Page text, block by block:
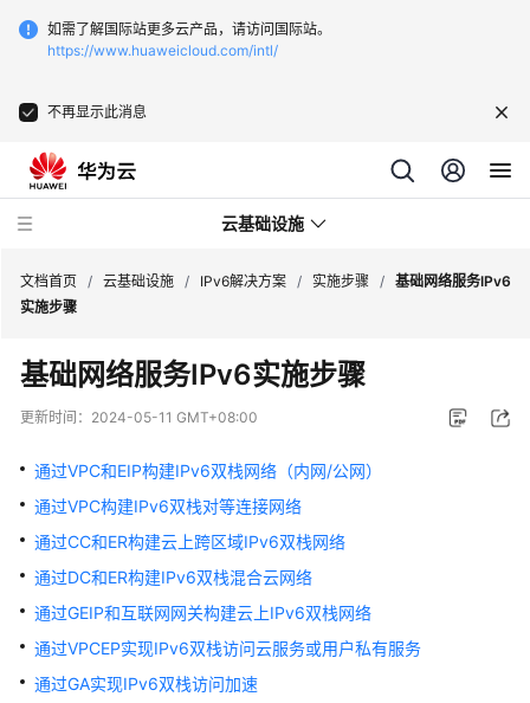
如需了解国际站更多云产品，请访问国际站。
https://www.huaweicloud.com/intl/
不再显示此消息
云基础设施
IPv6
解
决
案
方
案
概
资
源
文档首页 / 云基础设施 / IPv6解决方案 / 实施步骤 / 基础网络服务IPv6
实施步骤
基础网络服务IPv6实施步骤
更新时间： 2024-05-11 GMT+08:00
通过VPC和EIP构建IPv6双栈网络（内网/公网）
通过VPC构建IPv6双栈对等连接网络
通过CC和ER构建云上跨区域IPv6双栈网络
通过DC和ER构建IPv6双栈混合云网络
通过GEIP和互联网网关构建云上IPv6双栈网络
通过VPCEP实现IPv6双栈访问云服务或用户私有服务
通过GA实现IPv6双栈访问加速